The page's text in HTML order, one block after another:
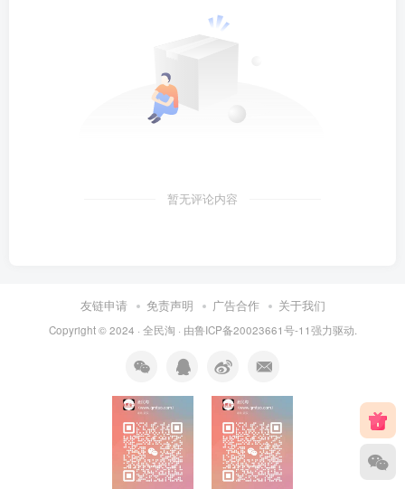
暂无评论内容
友链申请 免责声明 广告合作 关于我们
Copyright © 2024 · 全民淘 · 由鲁ICP备20023661号-11强力驱动.